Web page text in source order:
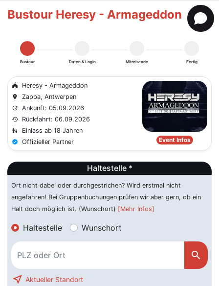
Bustour Heresy - Armageddon
Bustour Daten & Login Mitreisende Fertig
festival Heresy - Armageddon
place Zappa, Antwerpen
update Ankunft: 05.09.2026
history Rückfahrt: 06.09.2026
escalator_warning Einlass ab 18 Jahren
verified Offizieller Partner Event Infos
Haltestelle *
Ort nicht dabei oder durchgestrichen? Wird erstmal nicht
angefahren! Bei Gruppenbuchungen prüfen wir aber gern, ob ein
Halt doch möglich ist. (Wunschort) [Mehr Infos]
Haltestelle Wunschort
search
near_me Aktueller Standort